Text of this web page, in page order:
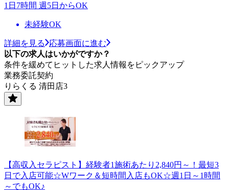
1日7時間 週5日からOK
未経験OK
詳細を見る
応募画面に進む
以下の求人はいかがですか？
条件を緩めてヒットした求人情報をピックアップ
業務委託契約
りらくる 清田店3
【高収入セラピスト】経験者1施術あたり2,840円～！最短3
日で入店可能☆Wワーク＆短時間入店もOK☆週1日～1時間
～でもOK♪